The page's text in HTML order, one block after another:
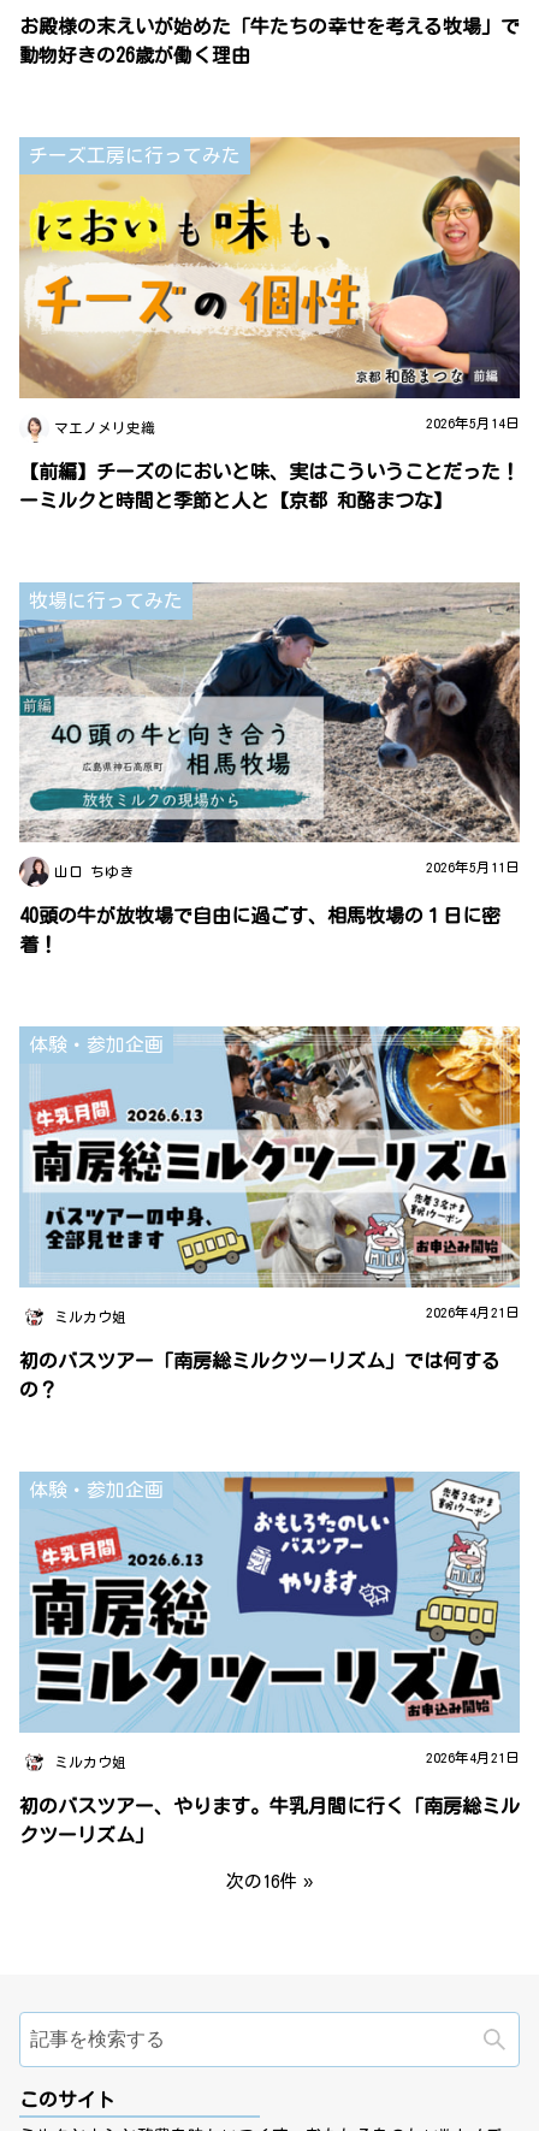
お殿様の末えいが始めた「牛たちの幸せを考える牧場」で
動物好きの26歳が働く理由
チーズ工房に行ってみた
マエノメリ史織 2026年5月14日
【前編】チーズのにおいと味、実はこういうことだった！
ーミルクと時間と季節と人と【京都 和酪まつな】
牧場に行ってみた
山口 ちゆき 2026年5月11日
40頭の牛が放牧場で自由に過ごす、相馬牧場の１日に密
着！
体験・参加企画
ミルカウ姐 2026年4月21日
初のバスツアー「南房総ミルクツーリズム」では何する
の？
体験・参加企画
ミルカウ姐 2026年4月21日
初のバスツアー、やります。牛乳月間に行く「南房総ミル
クツーリズム」
次の16件
このサイト